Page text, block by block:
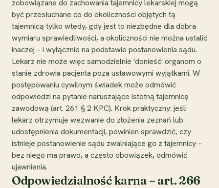
zobowiązane do zachowania tajemnicy lekarskiej mogą
być przesłuchane co do okoliczności objętych tą
tajemnicą tylko wtedy, gdy jest to niezbędne dla dobra
wymiaru sprawiedliwości, a okoliczności nie można ustalić
inaczej – i wyłącznie na podstawie postanowienia sądu.
Lekarz nie może więc samodzielnie 'donieść' organom o
stanie zdrowia pacjenta poza ustawowymi wyjątkami. W
postępowaniu cywilnym świadek może odmówić
odpowiedzi na pytanie naruszające istotną tajemnicę
zawodową (art. 261 § 2 KPC). Krok praktyczny: jeśli
lekarz otrzymuje wezwanie do złożenia zeznań lub
udostępnienia dokumentacji, powinien sprawdzić, czy
istnieje postanowienie sądu zwalniające go z tajemnicy –
bez niego ma prawo, a często obowiązek, odmówić
ujawnienia.
Odpowiedzialność karna – art. 266